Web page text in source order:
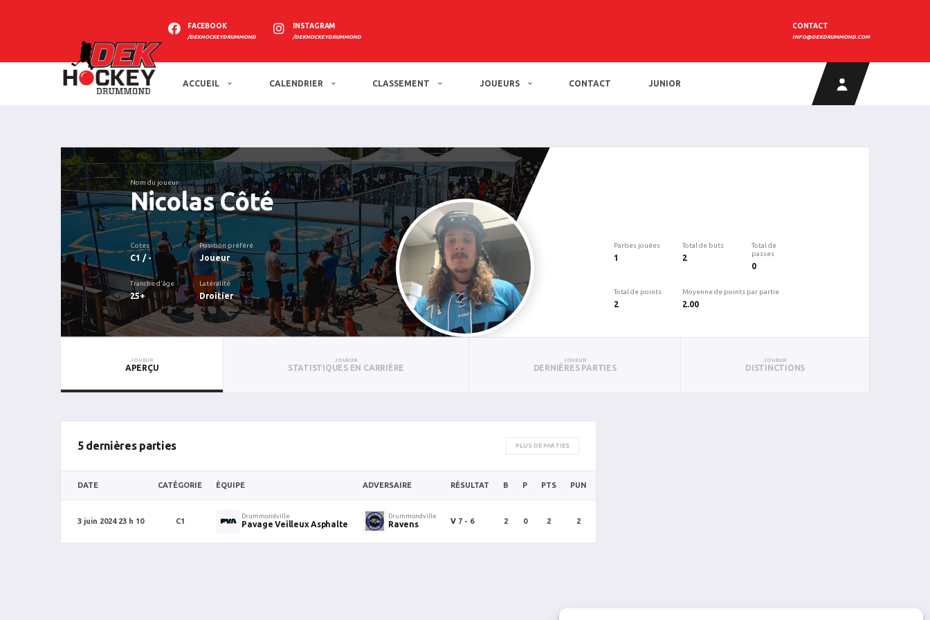
FACEBOOK
/DEKHOCKEYDRUMMOND
INSTAGRAM
/DEKHOCKEYDRUMMOND
CONTACT
INFO@DEKDRUMMOND.COM
ACCUEIL CALENDRIER CLASSEMENT JOUEURS CONTACT JUNIOR
Nom du joueur
Nicolas Côté
Cotes
C1 / -
Position préféré
Joueur
Tranche d'âge
25+
Latéralité
Droitier
Parties jouées
1
Total de buts
2
Total de
passes
0
Total de points
2
Moyenne de points par partie
2.00
JOUEUR
APERÇU
JOUEUR
STATISTIQUES EN CARRIÈRE
JOUEUR
DERNIÈRES PARTIES
JOUEUR
DISTINCTIONS
5 dernières parties PLUS DE PARTIES
DATE CATÉGORIE ÉQUIPE ADVERSAIRE RÉSULTAT B P PTS PUN
3 juin 2024 23 h 10 C1
Drummondville
Pavage Veilleux Asphalte
Drummondville
Ravens V 7 - 6 2 0 2 2